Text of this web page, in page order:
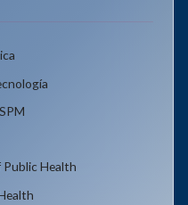
Public Health